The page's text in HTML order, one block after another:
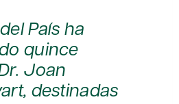
País ha
quince
Joan
destinadas